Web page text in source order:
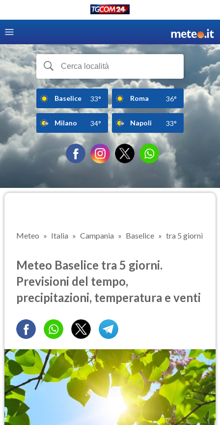
Baselice 33° Roma 36°
Milano 34° Napoli 33°
Meteo Italia Campania Baselice tra 5 giorni
Meteo Baselice tra 5 giorni.
Previsioni del tempo,
precipitazioni, temperatura e venti